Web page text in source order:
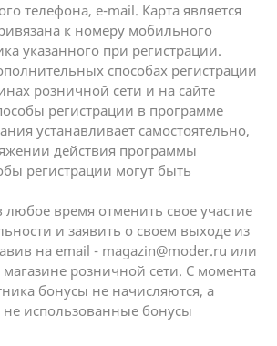
телефона, e-mail. Карта является
к номеру мобильного
указанного при регистрации.
способах регистрации
розничной сети и на сайте
регистрации в программе
устанавливает самостоятельно,
действия программы
регистрации могут быть
любое время отменить свое участие
и заявить о своем выходе из
на email - magazin@moder.ru или
розничной сети. С момента
бонусы не начисляются, а
использованные бонусы